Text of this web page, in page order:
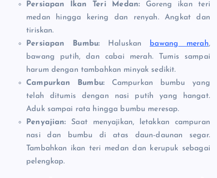
Persiapan Ikan Teri Medan: Goreng ikan teri
medan hingga kering dan renyah. Angkat dan
tiriskan.
Persiapan Bumbu: Haluskan bawang merah,
bawang putih, dan cabai merah. Tumis sampai
harum dengan tambahkan minyak sedikit.
Campurkan Bumbu:Campurkan bumbu yang
telah ditumis dengan nasi putih yang hangat.
Aduk sampai rata hingga bumbu meresap.
Penyajian: Saat menyajikan, letakkan campuran
nasi dan bumbu di atas daun-daunan segar.
Tambahkan ikan teri medan dan kerupuk sebagai
pelengkap.